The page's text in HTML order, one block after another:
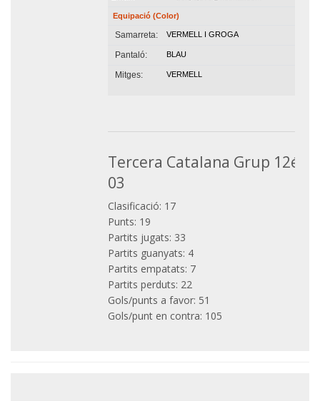
Equipació (Color)
Samarreta: VERMELL I GROGA
Pantaló: BLAU
Mitges: VERMELL
Tercera Catalana Grup 12é,
03
Clasificació: 17
Punts: 19
Partits jugats: 33
Partits guanyats: 4
Partits empatats: 7
Partits perduts: 22
Gols/punts a favor: 51
Gols/punt en contra: 105